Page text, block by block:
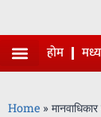
होम
Home »